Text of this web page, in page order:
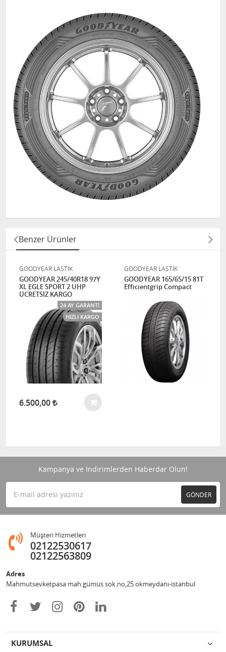
Benzer Ürünler
GOODYEAR LASTİK
GOODYEAR 245/40R18 97Y
XL EGLE SPORT 2 UHP
ÜCRETSİZ KARGO
24 AY GARANTI
HIZLI KARGO
6.500,00
GOODYEAR LASTİK
GOODYEAR 165/65/15 81T
Effıcıentgrip Compact
Kampanya ve İndirimlerden Haberdar Olun!
GÖNDER
Müşteri Hizmetleri
02122530617
02122563809
Adres
Mahmutsevketpasa mah.gümüs sok.no,25 okmeydanı-istanbul
KURUMSAL